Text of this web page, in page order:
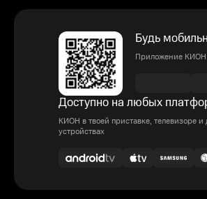
Будь
Приложение КИОН
Доступно на любых
КИОН в твоей приставке, телевизоре и
устройствах